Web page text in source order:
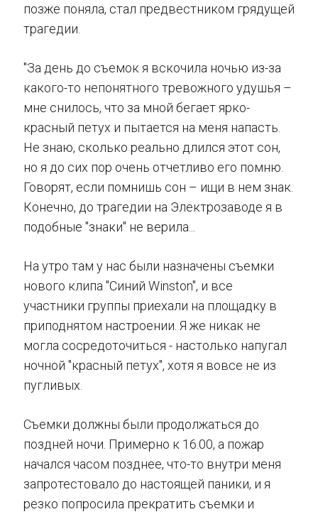
позже поняла, стал предвестником грядущей
трагедии.
"За день до съемок я вскочила ночью из-за
какого-то непонятного тревожного удушья –
мне снилось, что за мной бегает ярко-
красный петух и пытается на меня напасть.
Не знаю, сколько реально длился этот сон,
но я до сих пор очень отчетливо его помню.
Говорят, если помнишь сон – ищи в нем знак.
Конечно, до трагедии на Электрозаводе я в
подобные "знаки" не верила...
На утро там у нас были назначены съемки
нового клипа "Синий Winston", и все
участники группы приехали на площадку в
приподнятом настроении. Я же никак не
могла сосредоточиться - настолько напугал
ночной "красный петух", хотя я вовсе не из
пугливых.
Съемки должны были продолжаться до
поздней ночи. Примерно к 16.00, а пожар
начался часом позднее, что-то внутри меня
запротестовало до настоящей паники, и я
резко попросила прекратить съемки и